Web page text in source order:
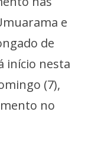
e
de
início nesta
(7),
no